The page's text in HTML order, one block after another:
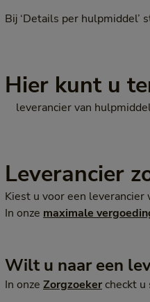
Bij ‘Details per hulpmiddel’
Hier kunt u
leverancier van
Leverancier
Kiest u voor een
In onze maximale
Wilt u naar een
In onze Zorgzoekercheckt